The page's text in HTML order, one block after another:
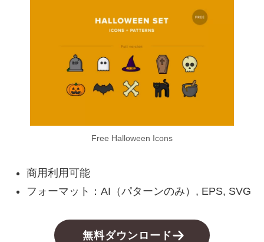
Free Halloween Icons
商用利用可能
フォーマット：AI（パターンのみ）, EPS, SVG
無料ダウンロード